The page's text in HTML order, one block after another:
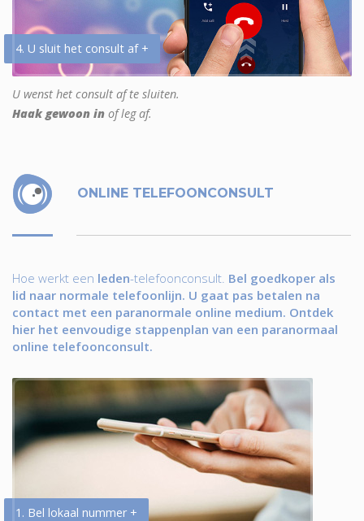
4. U sluit het consult af +
U wenst het consult af te sluiten.
Haak gewoon in of leg af.
ONLINE TELEFOONCONSULT
Hoe werkt een leden-telefoonconsult. Bel goedkoper als
lid naar normale telefoonlijn. U gaat pas betalen na
contact met een paranormale online medium. Ontdek
hier het eenvoudige stappenplan van een paranormaal
online telefoonconsult.
1. Bel lokaal nummer +